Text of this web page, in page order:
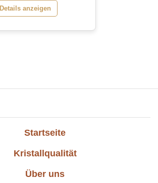
Details anzeigen
Startseite
Kristallqualität
Über uns